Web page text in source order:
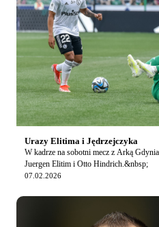
Urazy Elitima i Jędrzejczyka
W kadrze na sobotni mecz z Arką
Juergen Elitim i Otto Hindrich.&nbsp;
07.02.2026